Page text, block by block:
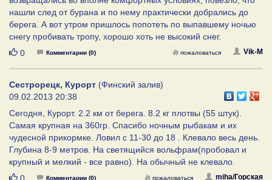
нашли след от бурана и по нему практически добрались до
берега. А вот утром пришлось попотеть по выпавшему ночью
снегу пробивать тропу, хорошо хоть не высокий снег.
Нравится
0 Комментарии (0) Vik-M
пожаловаться
Сестрорецк, Курорт (Финский залив)
09.02.2013 20:38
Сегодня, Курорт. 2.2 км от берега. 8.2 кг плотвы (55 штук).
Самая крупная на 360гр. Спасибо ночным рыбакам и их
чудесной прикормке. Ловил с 11-30 до 18 . Клевало весь день.
Глубина 8-9 метров. На светящийся вольфрам(пробовал и
крупный и мелкий - все равно). На обычный не клевало.
Нравится
0 Комментарии (0) miha/Горская
пожаловаться